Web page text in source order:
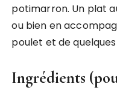
potimarron. Un plat
ou bien en
poulet et de
Ingrédients